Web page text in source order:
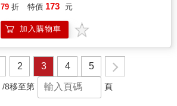
以自行體悟。我研究命理的觀點，要求必須經
使是東方世界的中國命理，也要能對應在世界
每個人命發展的共同準確規律，當譁眾取寵的
理論技法不能被普遍的推展開來，就要深入檢
視預測的理論，是否應當有所調正，而不是用
一廂情願的主觀取代客觀規律。接觸命理對我
來說是20初頭那些年，很懵懂無知的緣份，像
大家一樣，也經過在外上班為人打工的日子，
天天開運近幾年筆者在全省保險公司、房地產
仲介業、社團、讀書會演講場次超過1000場，
發覺談手面相時最能讓聽眾共鳴而且感同身
友不用很傷腦筋的去背條文，當需要時隨時就
可拿起來查閱，方便好用又準確。
79 折 特價 173 元
加入購物車
2 3 4 5
/8移至第 頁